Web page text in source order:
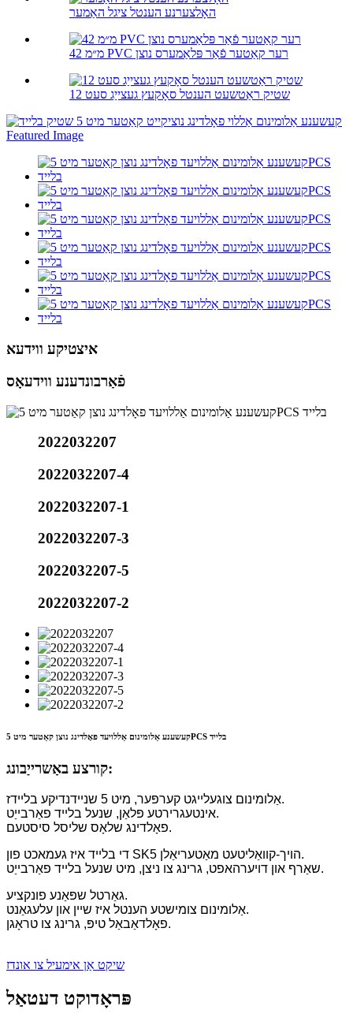
האָלצערנע הענטל ציגל האַמער
42 מ״מ PVC רער קאַטער פֿאַר פּלאַמערס נוצן
12 שטיק ראַטשעט הענטל סאָקעץ געצייַג סעט
איצטיקע ווידעא
פֿאַרבונדענע ווידעאָס
2022032207
2022032207-4
2022032207-1
2022032207-3
2022032207-5
2022032207-2
קעשענע אַלומינום אַללויעד פאָלדינג נוצן קאַטער מיט 5PCS בלייד
קורצע באַשרייַבונג:
אַלומינום צוגעלייגט קערפּער, מיט 5 שניידנדיקע בליידז.
אינטעגרירטע פּלאַן, שנעל בלייד פאַרבייַט.
פאָלדינג שלאָס שליסל סיסטעם.
די בלייד איז געמאכט פון SK5 הויך-קוואַליטעט מאַטעריאַלן.
שאַרף און דויערהאפט, גרינג צו ניצן, מיט שנעל בלייד פאַרבייַט.
גאַרטל שפּאַנע פונקציע.
אַלומינום צומישטע הענטל איז שיין און עלעגאַנט.
פאָלדאַבאַל טיפּ, גרינג צו טראָגן.
שיקט אַן אימעיל צו אונדז
פּראָדוקט דעטאַל